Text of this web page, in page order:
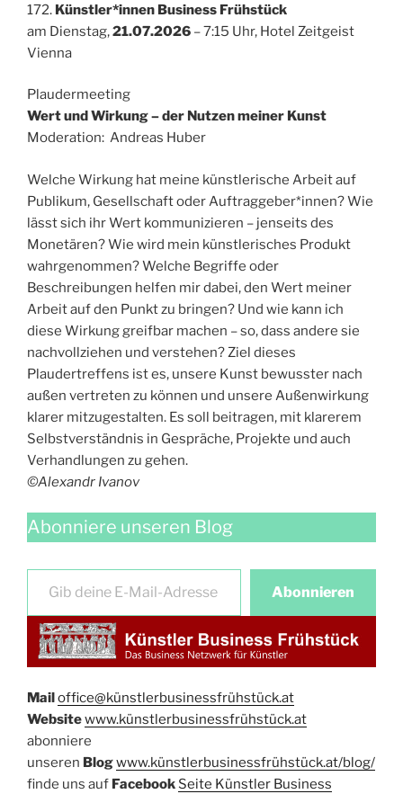
172. Künstler*innen Business Frühstück
am Dienstag,21.07.2026 – 7:15 Uhr, Hotel Zeitgeist
Vienna
Plaudermeeting
Wert und Wirkung – der Nutzen meiner Kunst
Moderation: Andreas Huber
Welche Wirkung hat meine künstlerische Arbeit auf
Publikum, Gesellschaft oder Auftraggeber*innen? Wie
lässt sich ihr Wert kommunizieren – jenseits des
Monetären? Wie wird mein künstlerisches Produkt
wahrgenommen? Welche Begriffe oder
Beschreibungen helfen mir dabei, den Wert meiner
Arbeit auf den Punkt zu bringen? Und wie kann ich
diese Wirkung greifbar machen – so, dass andere sie
nachvollziehen und verstehen? Ziel dieses
Plaudertreffens ist es, unsere Kunst bewusster nach
außen vertreten zu können und unsere Außenwirkung
klarer mitzugestalten. Es soll beitragen, mit klarerem
Selbstverständnis in Gespräche, Projekte und auch
Verhandlungen zu gehen.
©Alexandr Ivanov
Abonniere unseren Blog
Gib deine E-Mail-Adresse ein …
Abonnieren
Mailoffice@künstlerbusinessfrühstück.at​
Websitewww.künstlerbusinessfrühstück.at
abonniere
unseren Blogwww.künstlerbusinessfrühstück.at/blog/
​finde uns auf Facebook​ Seite Künstler Business